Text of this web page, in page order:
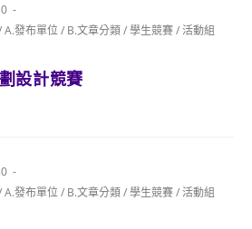
A.發布單位/ B.文章分類/學生競賽/活動組
設計競賽
A.發布單位/ B.文章分類/學生競賽/活動組